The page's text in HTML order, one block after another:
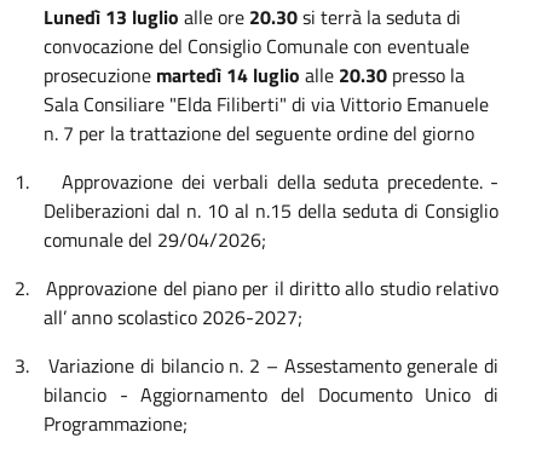
Lunedì 13 luglio alle ore 20.30si terrà la seduta di
convocazione del Consiglio Comunale con eventuale
prosecuzione martedì 14 luglio alle 20.30 presso la
Sala Consiliare "Elda Filiberti" di via Vittorio Emanuele
n. 7 per la trattazione del seguente ordine del giorno
1.
Approvazione dei verbali della seduta precedente. -
Deliberazioni dal n. 10 al n.15 della seduta di Consiglio
comunale del 29/04/2026;
2. Approvazione del piano per il diritto allo studio relativo
all’ anno scolastico 2026-2027;
3.
Variazione di bilancio n. 2 – Assestamento generale di
bilancio - Aggiornamento del Documento Unico di
Programmazione;